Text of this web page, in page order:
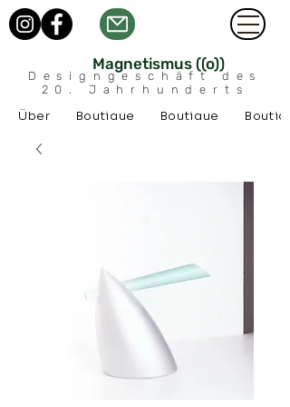
Magnetismus ((o))
Designgeschäft des
20. Jahrhunderts
Über Boutique Boutique